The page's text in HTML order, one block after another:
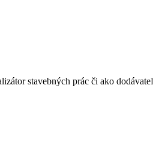
stavebných prác či ako